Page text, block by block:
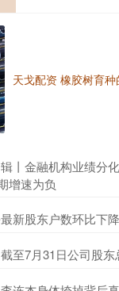
天戈配资 橡胶树育种
丨金融机构业绩分
增速为负
新股东户数环比下
至7月31日公司股东